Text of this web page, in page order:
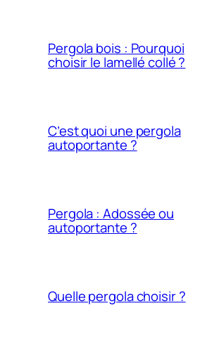
Pergola bois : Pourquoi
choisir le lamellé collé ?
C’est quoi une pergola
autoportante ?
Pergola : Adossée ou
autoportante ?
Quelle pergola choisir ?